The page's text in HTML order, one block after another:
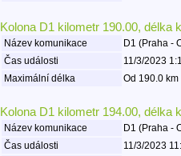
Kolona D1 kilometr 190.00, délka
Název komunikace
D1 (Praha -
Čas události
11/3/2023
Maximální délka
Od 190.0
Kolona D1 kilometr 194.00, délka
Název komunikace
D1 (Praha -
Čas události
11/3/2023